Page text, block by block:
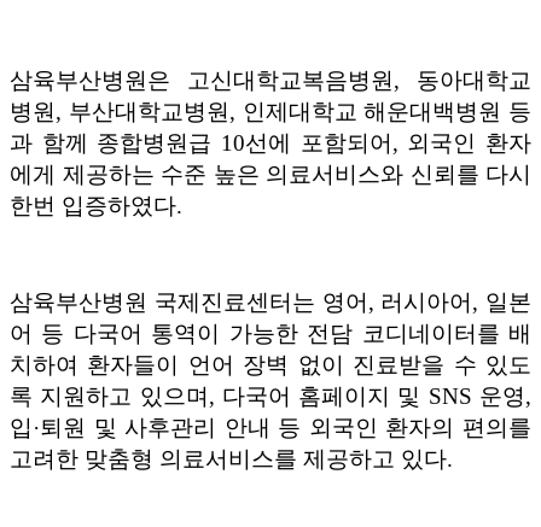
삼육부산병원은 고신대학교복음병원, 동아대학교
병원, 부산대학교병원, 인제대학교 해운대백병원 등
과 함께 종합병원급 10선에 포함되어 , 외국인 환자
에게 제공하는 수준 높은 의료서비스와 신뢰를 다시
한번 입증하였다.
삼육부산병원 국제진료센터는 영어 , 러시아어 , 일본
어 등 다국어 통역이 가능한 전담 코디네이터를 배
치하여 환자들이 언어 장벽 없이 진료받을 수 있도
록 지원하고 있으며 , 다국어 홈페이지 및 SNS 운영,
입 ·퇴원 및 사후관리 안내 등 외국인 환자의 편의를
고려한 맞춤형 의료서비스를 제공하고 있다.